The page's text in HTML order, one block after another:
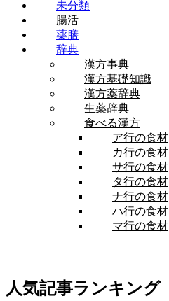
未分類
腸活
薬膳
辞典
漢方事典
漢方基礎知識
漢方薬辞典
生薬辞典
食べる漢方
ア行の食材
カ行の食材
サ行の食材
タ行の食材
ナ行の食材
ハ行の食材
マ行の食材
人気記事ランキング